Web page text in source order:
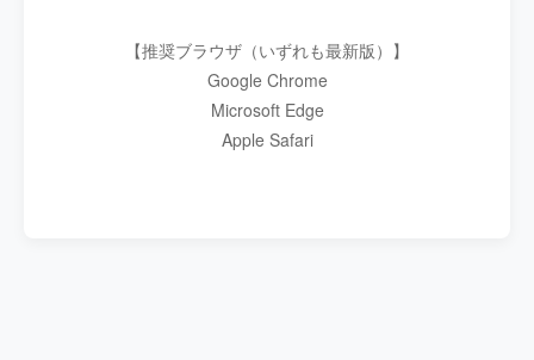
【推奨ブラウザ（いずれも最新版）】
Google Chrome
Microsoft Edge
Apple Safari